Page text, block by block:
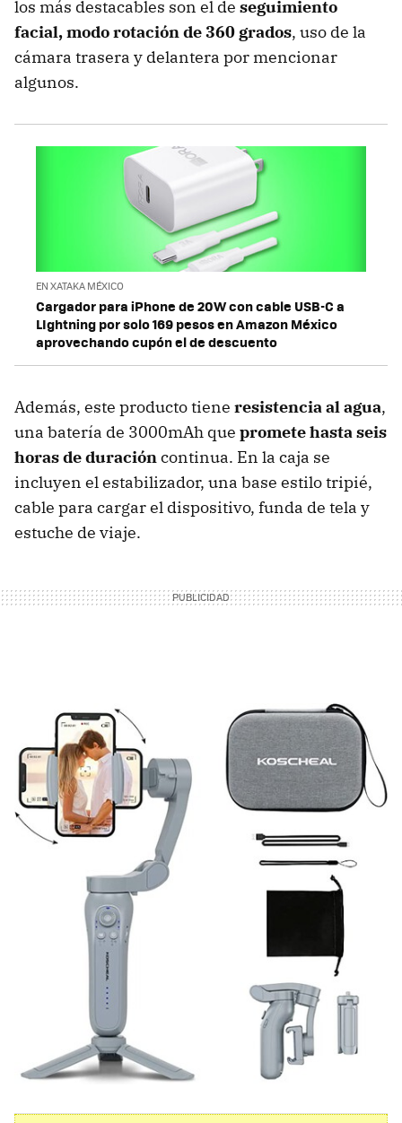
los más destacables son el de seguimiento
facial, modo rotación de 360 grados, uso de la
cámara trasera y delantera por mencionar
algunos.
EN XATAKA MÉXICO
Cargador para iPhone de 20W con cable USB-C a
LIghtning por solo 169 pesos en Amazon México
aprovechando cupón el de descuento
Además, este producto tiene resistencia al agua,
una batería de 3000mAh que promete hasta seis
horas de duracióncontinua. En la caja se
incluyen el estabilizador, una base estilo tripié,
cable para cargar el dispositivo, funda de tela y
estuche de viaje.